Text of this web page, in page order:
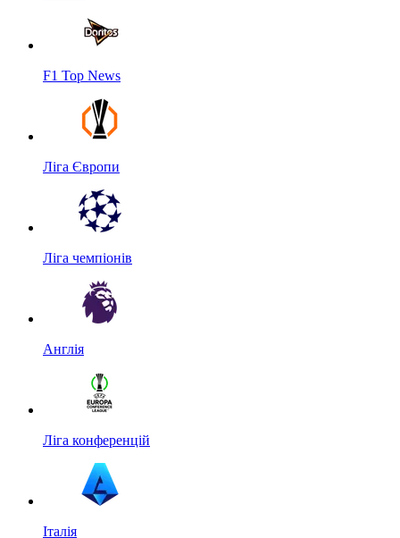
F1 Top News
Ліга Європи
Ліга чемпіонів
Англія
Ліга конференцій
Італія